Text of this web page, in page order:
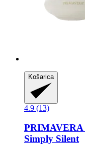
Košarica
4.9 (13)
PRIMAVERA
Simply Silent